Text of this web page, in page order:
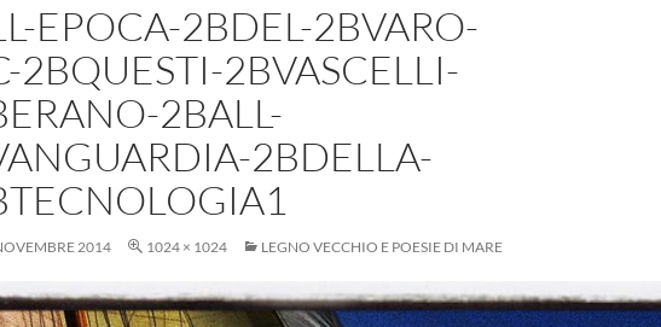
EPOCA-2BDEL-2BVARO-
2BQUESTI-2BVASCELLI-
2BALL-
2BDELLA-
2014 1024 × 1024 LEGNO VECCHIO E POESIE DI MARE